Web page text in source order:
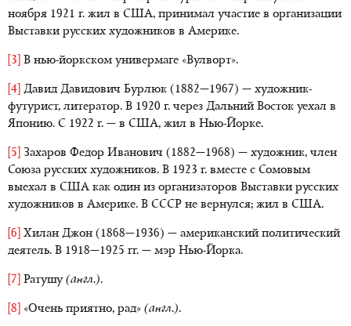
ноября 1921 г. жил в США, принимал участие в организации
Выставки русских художников в Америке.
[3] В нью-йоркском универмаге «Вулворт».
[4] Давид Давидович Бурлюк (1882—1967) — художник-
футурист, литератор. В 1920 г. через Дальний Восток уехал в
Японию. С 1922 г. — в США, жил в Нью-Йорке.
[5] Захаров Федор Иванович (1882—1968) — художник, член
Союза русских художников. В 1923 г. вместе с Сомовым
выехал в США как один из организаторов Выставки русских
художников в Америке. В СССР не вернулся; жил в США.
[6] Хилан Джон (1868—1936) — американский политический
деятель. В 1918—1925 гг. — мэр Нью-Йорка.
[7] Ратушу (англ.).
[8] «Очень приятно, рад» (англ.).